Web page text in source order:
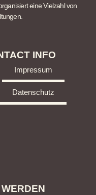
eine Vielzahl von
INFO
Impressum
Datenschutz